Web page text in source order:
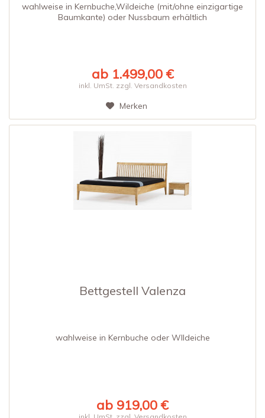
wahlweise in Kernbuche,Wildeiche (mit/ohne einzigartige
Baumkante) oder Nussbaum erhältlich
ab 1.499,00 €
inkl. UmSt. zzgl. Versandkosten
Merken
Bettgestell Valenza
wahlweise in Kernbuche oder WIldeiche
ab 919,00 €